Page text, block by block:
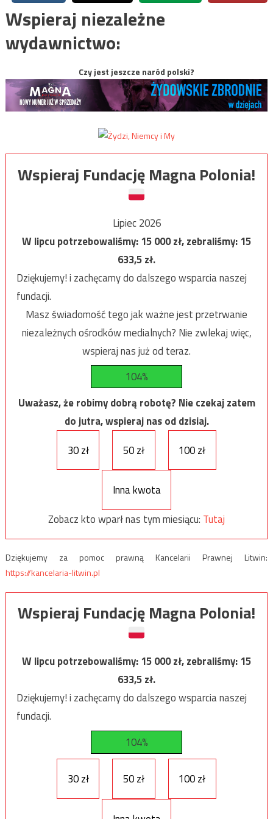
Wspieraj niezależne
wydawnictwo:
Czy jest jeszcze naród polski?
Wspieraj Fundację Magna Polonia!
Lipiec 2026
W lipcu potrzebowaliśmy:15 000zł, zebraliśmy:15
633,5zł.
Dziękujemy! i zachęcamy do dalszego wsparcia naszej
fundacji.
Masz świadomość tego jak ważne jest przetrwanie
niezależnych ośrodków medialnych? Nie zwlekaj więc,
wspieraj nas już od teraz.
104%
Uważasz, że robimy dobrą robotę? Nie czekaj zatem
do jutra, wspieraj nas od dzisiaj.
30 zł
50 zł 100 zł
Inna kwota
Zobacz kto wparł nas tym miesiącu: Tutaj
Dziękujemy za pomoc prawną Kancelarii Prawnej Litwin:
https://kancelaria-litwin.pl
Wspieraj Fundację Magna Polonia!
W lipcu potrzebowaliśmy:15 000zł, zebraliśmy:15
633,5zł.
Dziękujemy! i zachęcamy do dalszego wsparcia naszej
fundacji.
104%
30 zł 50 zł 100 zł